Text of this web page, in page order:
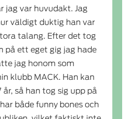
jag var huvudakt. Jag
väldigt duktig han var
talang. Efter det tog
på ett eget gig jag hade
jag honom som
klubb MACK. Han kan
år, så han tog sig upp på
både funny bones och